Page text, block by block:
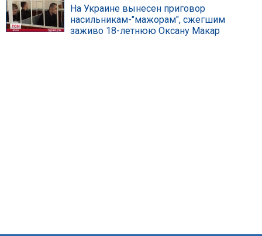
На Украине вынесен приговор
насильникам-"мажорам", сжегшим
заживо 18-летнюю Оксану Макар